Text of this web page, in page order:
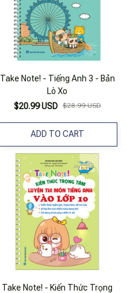
Take Note! - Tiếng Anh 3 - Bản
Lò Xo
$20.99 USD $28.99 USD
ADD TO CART
Take Note! - Kiến Thức Trọng